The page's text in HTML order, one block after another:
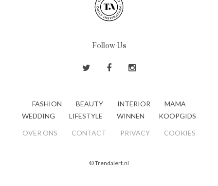
Follow Us
FASHION BEAUTY INTERIOR
MAMA
WEDDING
LIFESTYLE WINNEN KOOPGIDS
OVER ONS CONTACT PRIVACY COOKIES
© Trendalert.nl